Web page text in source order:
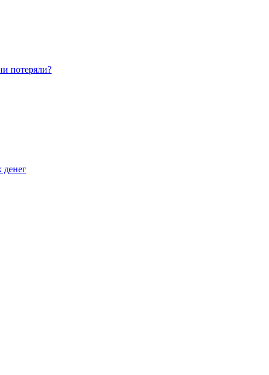
потеряли?
денег